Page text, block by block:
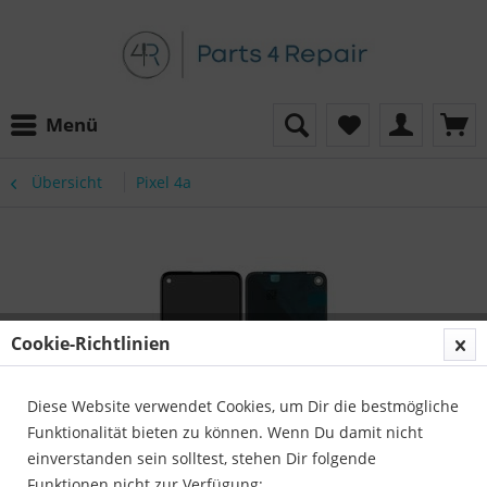
Menü
Übersicht Pixel 4a
Cookie-Richtlinien
Diese Website verwendet Cookies, um Dir die bestmögliche
Funktionalität bieten zu können. Wenn Du damit nicht
einverstanden sein solltest, stehen Dir folgende